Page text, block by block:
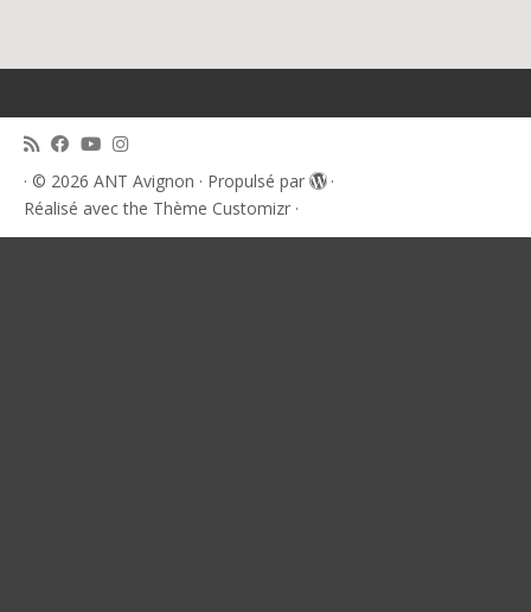
· © 2026 ANT Avignon · Propulsé par
·
Réalisé avec the Thème Customizr ·